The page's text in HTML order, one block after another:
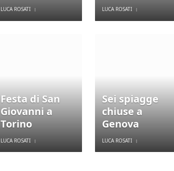
LUCA ROSATI LUCA ROSATI
Festa di San
Giovanni a
Torino
LUCA ROSATI
Sei spiagge
chiuse a
Genova
LUCA ROSATI